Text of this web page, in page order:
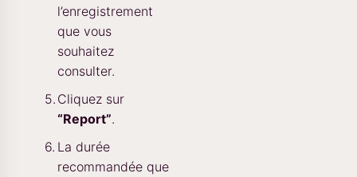
l’enregistrement
que vous
souhaitez
consulter.
Cliquez sur
“Report”.
La durée
recommandée que